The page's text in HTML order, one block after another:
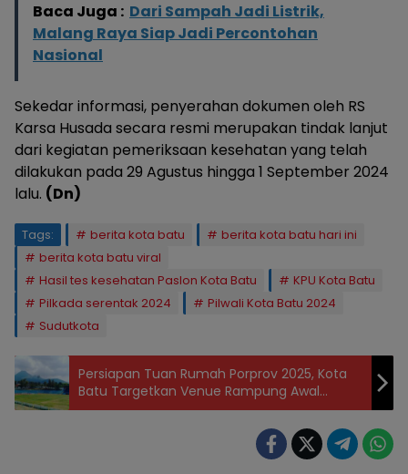
Baca Juga : Dari Sampah Jadi Listrik,
Malang Raya Siap Jadi Percontohan
Nasional
Sekedar informasi, penyerahan dokumen oleh RS
Karsa Husada secara resmi merupakan tindak lanjut
dari kegiatan pemeriksaan kesehatan yang telah
dilakukan pada 29 Agustus hingga 1 September 2024
lalu. (Dn)
Tags: berita kota batu
berita kota batu hari ini
berita kota batu viral
Hasil tes kesehatan Paslon Kota Batu
KPU Kota Batu
Pilkada serentak 2024
Pilwali Kota Batu 2024
Sudutkota
Persiapan Tuan Rumah Porprov 2025, Kota
Batu Targetkan Venue Rampung Awal
Tahun